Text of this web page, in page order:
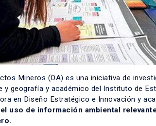
Mineros (OA) es una iniciativa de
geografía y académico del
Instituto de
en Diseño Estratégico e Innovación y
uso de información ambiental